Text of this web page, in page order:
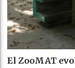
El ZooMAT